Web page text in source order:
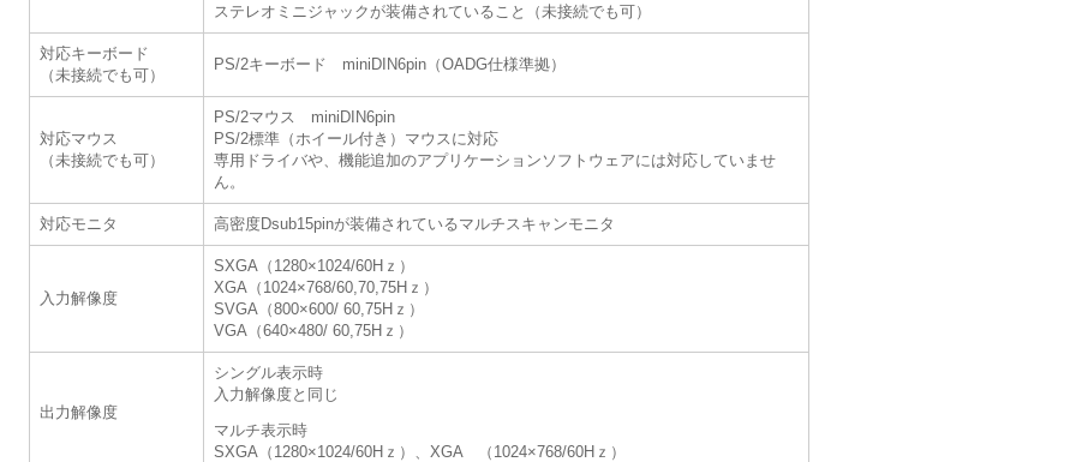
ステレオミニジャックが装備されていること（未接続でも可）
対応キーボード
（未接続でも可）
PS/2キーボード miniDIN6pin（OADG仕様準拠）
対応マウス
（未接続でも可）
PS/2マウス miniDIN6pin
PS/2標準（ホイール付き）マウスに対応
専用ドライバや、機能追加のアプリケーションソフトウェアには対応していませ
ん。
対応モニタ 高密度Dsub15pinが装備されているマルチスキャンモニタ
入力解像度
SXGA（1280×1024/60Hｚ）
XGA（1024×768/60,70,75Hｚ）
SVGA（800×600/ 60,75Hｚ）
VGA（640×480/ 60,75Hｚ）
出力解像度
シングル表示時
入力解像度と同じ
マルチ表示時
SXGA（1280×1024/60Hｚ）、XGA （1024×768/60Hｚ）